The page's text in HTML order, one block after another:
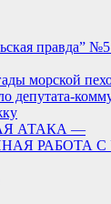
правда”
морской
депутата-
АТАКА —
РАБОТА